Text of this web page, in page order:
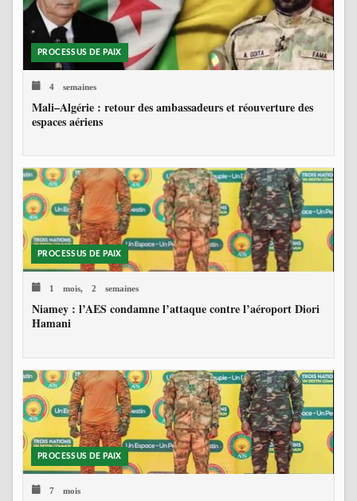
PROCESSUS DE PAIX
4 semaines
Mali–Algérie : retour des ambassadeurs et réouverture des
espaces aériens
PROCESSUS DE PAIX
1 mois, 2 semaines
Niamey : l’AES condamne l’attaque contre l’aéroport Diori
Hamani
PROCESSUS DE PAIX
7 mois